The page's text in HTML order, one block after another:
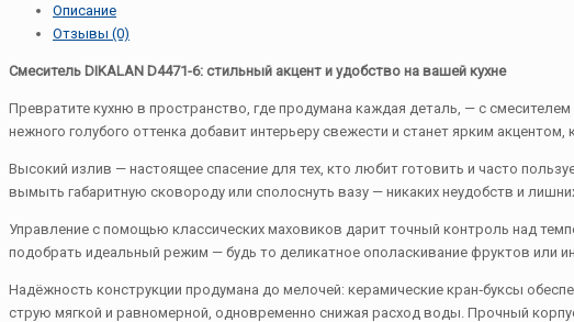
Описание
Отзывы (0)
Смеситель DIKALAN D4471-6: стильный акцент и удобство на вашей кухне
Превратите кухню в пространство, где продумана каждая деталь, — с
нежного голубого оттенка добавит интерьеру свежести и станет ярким акцентом,
Высокий излив — настоящее спасение для тех, кто любит готовить и часто
вымыть габаритную сковороду или сполоснуть вазу — никаких неудобств и
Управление с помощью классических маховиков дарит точный контроль над
подобрать идеальный режим — будь то деликатное ополаскивание фруктов или
Надёжность конструкции продумана до мелочей: керамические кран‑буксы
струю мягкой и равномерной, одновременно снижая расход воды. Прочный